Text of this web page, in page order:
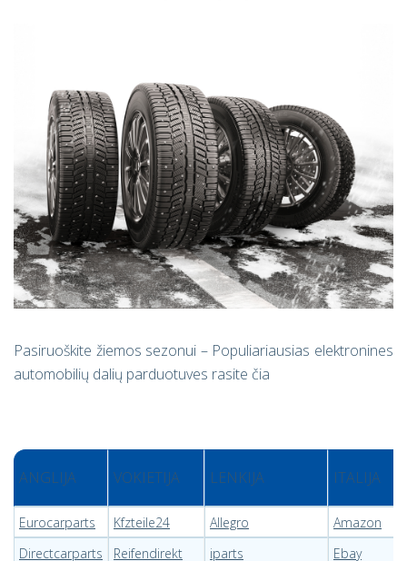
Pasiruoškite žiemos sezonui – Populiariausias elektronines
automobilių dalių parduotuves rasite čia
ANGLIJA VOKIETIJA LENKIJA ITALIJA
Eurocarparts Kfzteile24 Allegro Amazon
Directcarparts
Reifendirekt iparts Ebay